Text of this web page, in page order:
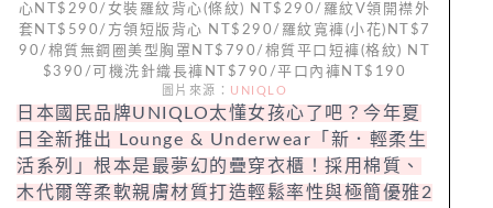
心NT$290/女裝羅紋背心(條紋) NT$290/羅紋V領開襟外
套NT$590/方領短版背心 NT$290/羅紋寬褲(小花)NT$7
90/棉質無鋼圈美型胸罩NT$790/棉質平口短褲(格紋) NT
$390/可機洗針織長褲NT$790/平口內褲NT$190
圖片來源： UNIQLO
日本國民品牌UNIQLO太懂女孩心了吧？今年夏
日全新推出 Lounge & Underwear「新．輕柔生
活系列」根本是最夢幻的疊穿衣櫃！採用棉質、
木代爾等柔軟親膚材質打造輕鬆率性與極簡優雅2